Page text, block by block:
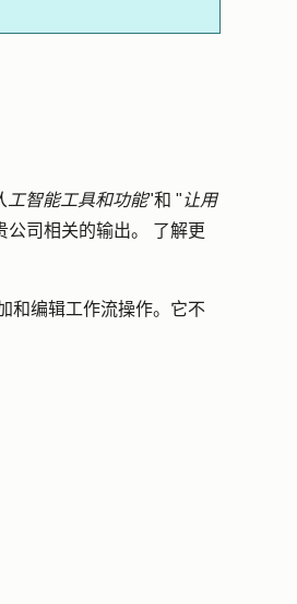
工智能工具和功能"和 "让用
公司相关的输出。 了解更
和编辑工作流操作。它不